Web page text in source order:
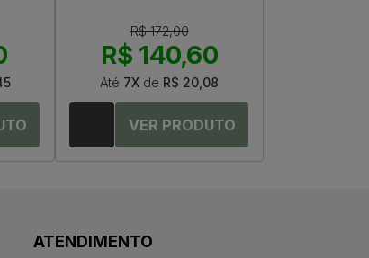
R$ 172,00
R$ 140,60
Até 7X de R$ 20,08
ATENDIMENTO